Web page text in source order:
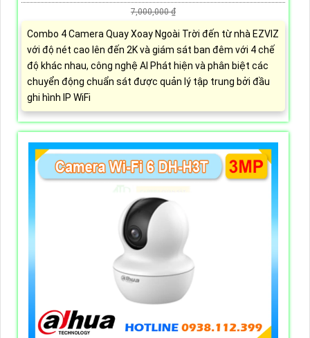
7,000,000 ₫
Combo 4 Camera Quay Xoay Ngoài Trời đến từ nhà EZVIZ
với độ nét cao lên đến 2K và giám sát ban đêm với 4 chế
độ khác nhau, công nghệ AI Phát hiện và phân biệt các
chuyển động chuẩn sát được quản lý tập trung bởi đầu
ghi hình IP WiFi